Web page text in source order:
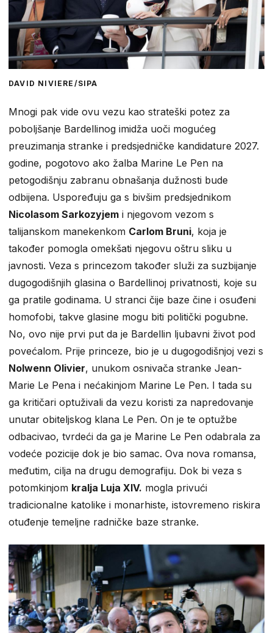
DAVID NIVIERE/SIPA
Mnogi pak vide ovu vezu kao strateški potez za
poboljšanje Bardellinog imidža uoči mogućeg
preuzimanja stranke i predsjedničke kandidature 2027.
godine, pogotovo ako žalba Marine Le Pen na
petogodišnju zabranu obnašanja dužnosti bude
odbijena. Uspoređuju ga s bivšim predsjednikom
Nicolasom Sarkozyjem i njegovom vezom s
talijanskom manekenkom Carlom Bruni, koja je
također pomogla omekšati njegovu oštru sliku u
javnosti. Veza s princezom također služi za suzbijanje
dugogodišnjih glasina o Bardellinoj privatnosti, koje su
ga pratile godinama. U stranci čije baze čine i osuđeni
homofobi, takve glasine mogu biti politički pogubne.
No, ovo nije prvi put da je Bardellin ljubavni život pod
povećalom. Prije princeze, bio je u dugogodišnjoj vezi s
Nolwenn Olivier, unukom osnivača stranke Jean-
Marie Le Pena i nećakinjom Marine Le Pen. I tada su
ga kritičari optuživali da vezu koristi za napredovanje
unutar obiteljskog klana Le Pen. On je te optužbe
odbacivao, tvrdeći da ga je Marine Le Pen odabrala za
vodeće pozicije dok je bio samac. Ova nova romansa,
međutim, cilja na drugu demografiju. Dok bi veza s
potomkinjom kralja Luja XIV. mogla privući
tradicionalne katolike i monarhiste, istovremeno riskira
otuđenje temeljne radničke baze stranke.